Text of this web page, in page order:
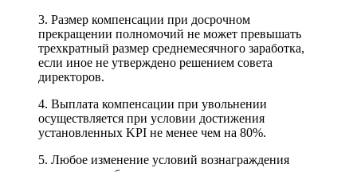
3. Размер компенсации при досрочном
прекращении полномочий не может превышать
трехкратный размер среднемесячного заработка,
если иное не утверждено решением совета
директоров.
4. Выплата компенсации при увольнении
осуществляется при условии достижения
установленных KPI не менее чем на 80%.
5. Любое изменение условий вознаграждения